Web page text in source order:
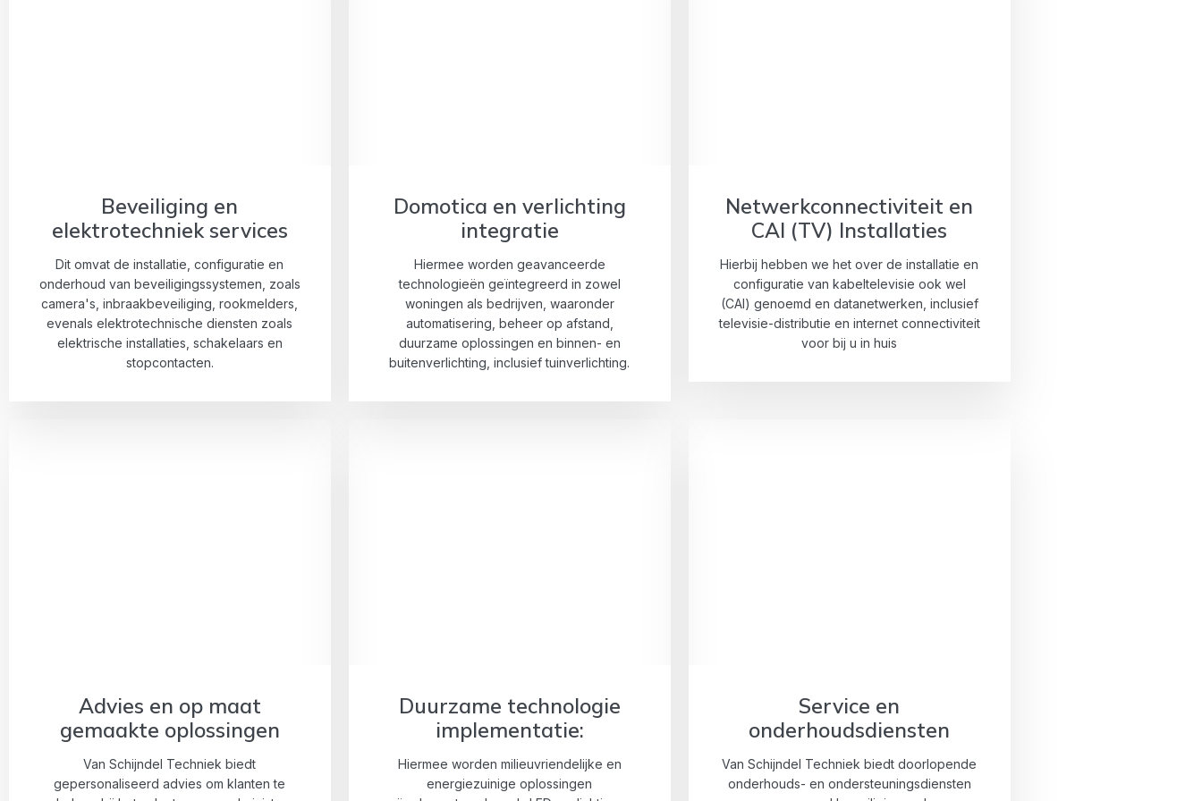
Beveiliging en
elektrotechniek services
Dit omvat de installatie, configuratie en
onderhoud van beveiligingssystemen, zoals
camera's, inbraakbeveiliging, rookmelders,
evenals elektrotechnische diensten zoals
elektrische installaties, schakelaars en
stopcontacten.
Domotica en verlichting
integratie
Hiermee worden geavanceerde
technologieën geïntegreerd in zowel
woningen als bedrijven, waaronder
automatisering, beheer op afstand,
duurzame oplossingen en binnen- en
buitenverlichting, inclusief tuinverlichting.
Netwerkconnectiviteit en
CAI (TV) Installaties
Hierbij hebben we het over de installatie en
configuratie van kabeltelevisie ook wel
(CAI) genoemd en datanetwerken, inclusief
televisie-distributie en internet connectiviteit
voor bij u in huis
Advies en op maat
gemaakte oplossingen
Van Schijndel Techniek biedt
gepersonaliseerd advies om klanten te
Duurzame technologie
implementatie:
Hiermee worden milieuvriendelijke en
energiezuinige oplossingen
Service en
onderhoudsdiensten
Van Schijndel Techniek biedt doorlopende
onderhouds- en ondersteuningsdiensten